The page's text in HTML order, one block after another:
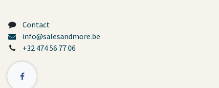
Contact
info@salesandmore.be
+32 474 56 77 06